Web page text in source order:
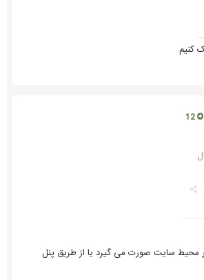
کنیم
محیط سایت صورت می گیرد یا از طریق پنل